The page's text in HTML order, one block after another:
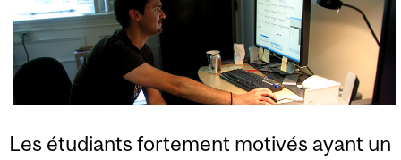
Les étudiants fortement motivés ayant un